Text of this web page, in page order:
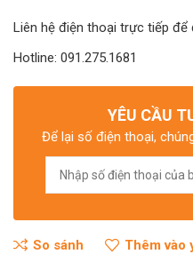
Liên hệ điện thoại trực tiếp
Hotline: 091.275.1681
YÊU CẦU
Để lại số điện thoại,
So sánh Thêm vào